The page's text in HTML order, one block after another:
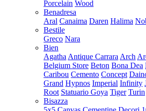
Porcelain Wood
Benadresa
Aral Canaima Daren Halima
Bestile
Greco Nara
Bien
Agatha Antique Carrara Arch
Belgium Store Beton Bona Dea
Caribou Cemento Concept
Grand Hypnos Imperial Infinity
Root Statuario Goya Tiger Turin
Bisazza